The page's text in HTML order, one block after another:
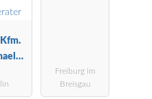
Freiburg im
Breisgau